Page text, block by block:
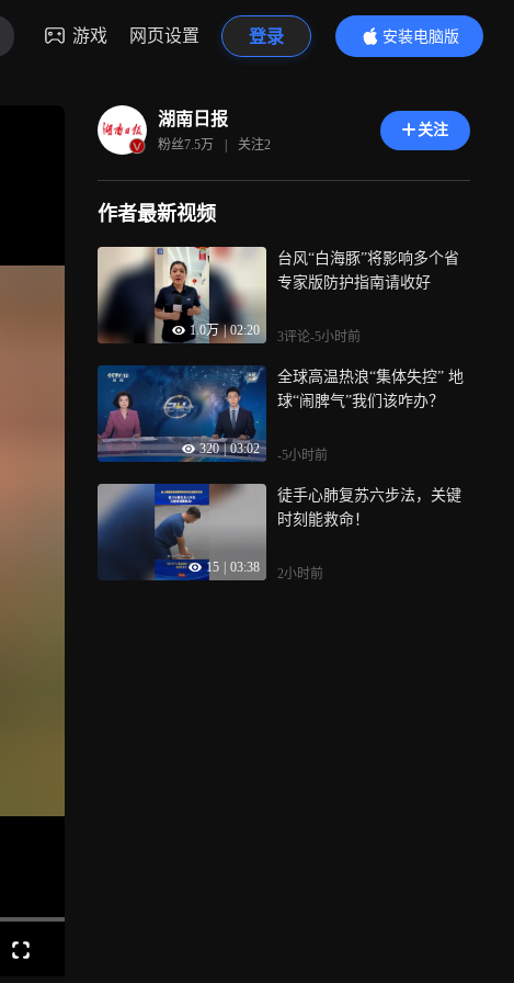
游戏 网页设置 登录
安装电脑版
内容更精彩
湖南日报
粉丝7.5万 | 关注2
关注
作者最新视频
1.0万 | 02:20
台风“白海豚”将影响多个省
专家版防护指南请收好
3评论-5小时前
320 | 03:02
全球高温热浪“集体失控” 地
球“闹脾气”我们该咋办？
-5小时前
15 03:38
徒手心肺复苏六步法，关键
时刻能救命！
2小时前